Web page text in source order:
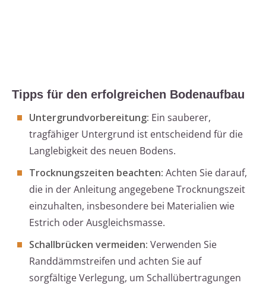
Tipps für den erfolgreichen Bodenaufbau
Untergrundvorbereitung: Ein sauberer,
tragfähiger Untergrund ist entscheidend für die
Langlebigkeit des neuen Bodens.
Trocknungszeiten beachten: Achten Sie darauf,
die in der Anleitung angegebene Trocknungszeit
einzuhalten, insbesondere bei Materialien wie
Estrich oder Ausgleichsmasse.
Schallbrücken vermeiden: Verwenden Sie
Randdämmstreifen und achten Sie auf
sorgfältige Verlegung, um Schallübertragungen